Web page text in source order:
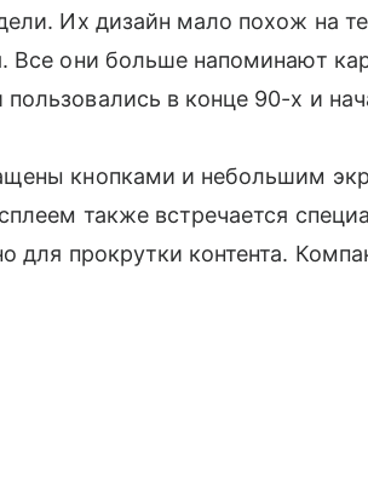
Их дизайн мало похож на
Все они больше напоминают
в конце 90-х и
кнопками и небольшим
также встречается
для прокрутки контента.